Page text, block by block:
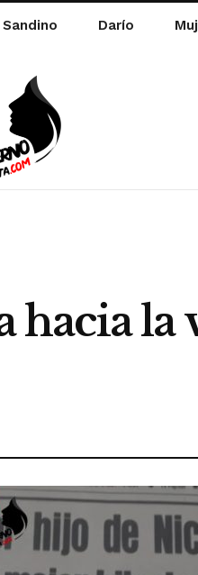
Sandino Darío
hacia la